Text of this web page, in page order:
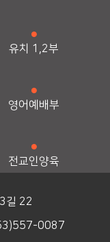
유치 1,2부
영어예배부
전교인양육
길 22
0087